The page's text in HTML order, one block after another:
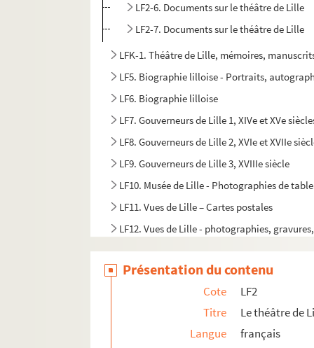
LF2-6. Documents sur le théâtre de Lille
LF2-7. Documents sur le théâtre de Lille
LFK-1. Théâtre de Lille, mémoires,
LF5. Biographie lilloise - Portraits,
LF6. Biographie lilloise
LF7. Gouverneurs de Lille 1, XIVe et XVe
LF8. Gouverneurs de Lille 2, XVIe et XVIIe
LF9. Gouverneurs de Lille 3, XVIIIe siècle
LF10. Musée de Lille - Photographies de
LF11. Vues de Lille – Cartes postales
LF12. Vues de Lille - photographies,
LF13. Vues de Lille
LF14. Photographies du musée de Lille
LF15. Lille Ancienne et moderne - gravures,
LF16. Facultés catholiques de Lille
LF17. Programmes de concerts
Présentation du contenu
Cote
LF2
Titre
Le théâtre de
Langue
français